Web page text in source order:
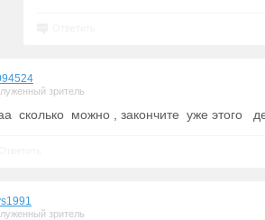
зритель
сколько можно , закончите уже этого
зритель